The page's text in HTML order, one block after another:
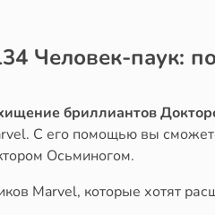
Человек-паук:
бриллиантов
С его помощью вы
Осьминогом.
Marvel, которые хотят